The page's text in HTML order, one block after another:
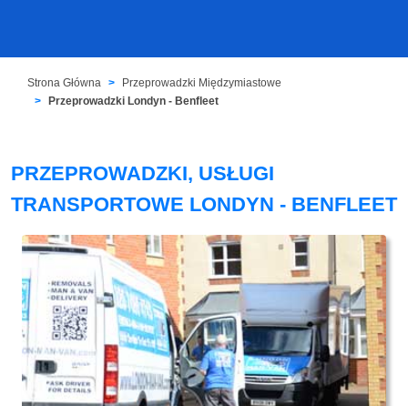
Strona Główna
Przeprowadzki Międzymiastowe
Przeprowadzki Londyn - Benfleet
PRZEPROWADZKI, USŁUGI
TRANSPORTOWE LONDYN - BENFLEET